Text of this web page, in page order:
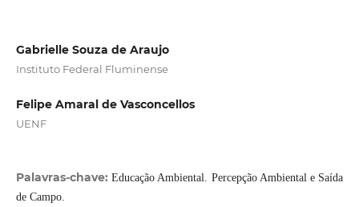
Gabrielle Souza de Araujo
Instituto Federal Fluminense
Felipe Amaral de Vasconcellos
UENF
Palavras-chave:Educação Ambiental. Percepção Ambiental e Saída
de Campo.